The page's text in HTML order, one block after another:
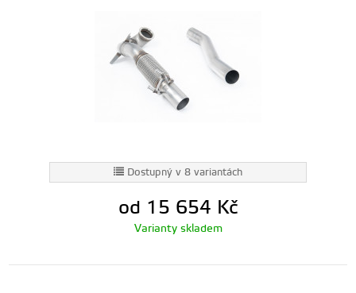
Dostupný v 8 variantách
od 15 654 Kč
Varianty skladem